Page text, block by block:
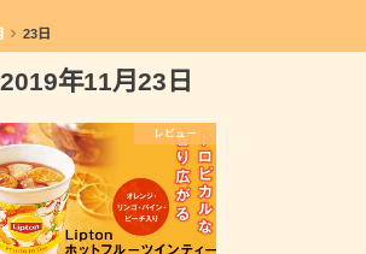
23日
2019年11月23日
レビュー